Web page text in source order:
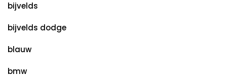
bijvelds
bijvelds dodge
blauw
bmw